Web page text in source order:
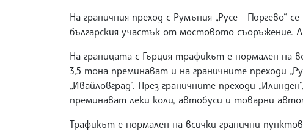
На граничния преход с Румъния „Русе - Гюргево“
българския участък от мостовото съоръжение.
На границата с Гърция трафикът е нормален на
3,5 тона преминават и на граничните преходи
„Ивайловград“. През граничните преходи
преминават леки коли, автобуси и товарни
Трафикът е нормален на всички гранични